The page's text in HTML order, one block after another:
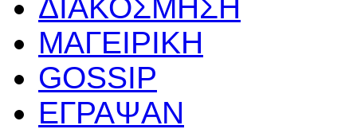
ΔΙΑΚΟΣΜΗΣΗ
ΜΑΓΕΙΡΙΚΗ
GOSSIP
ΕΓΡΑΨΑΝ